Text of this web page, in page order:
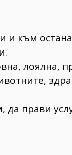
и към
лоялна,
прави